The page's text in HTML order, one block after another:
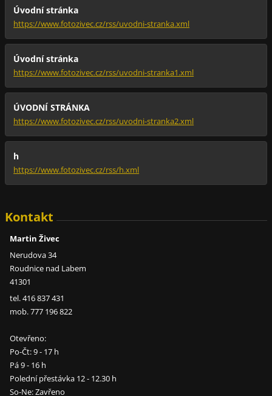
Úvodní stránka
https://www.fotozivec.cz/rss/uvodni-stranka.xml
Úvodní stránka
https://www.fotozivec.cz/rss/uvodni-stranka1.xml
ÚVODNÍ STRÁNKA
https://www.fotozivec.cz/rss/uvodni-stranka2.xml
h
https://www.fotozivec.cz/rss/h.xml
Kontakt
Martin Živec
Nerudova 34
Roudnice nad Labem
41301
tel. 416 837 431
mob. 777 196 822
Otevřeno:
Po-Čt: 9 - 17 h
Pá 9 - 16 h
Polední přestávka 12 - 12.30 h
So-Ne: Zavřeno